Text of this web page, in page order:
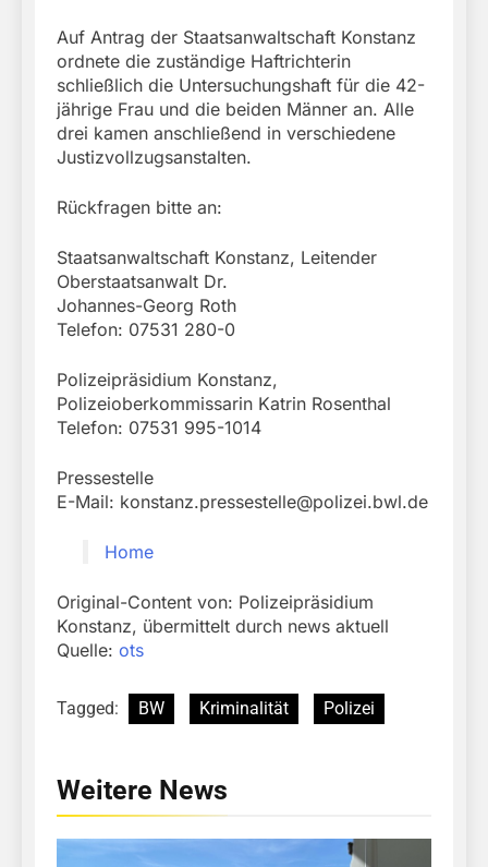
Auf Antrag der Staatsanwaltschaft Konstanz
ordnete die zuständige Haftrichterin
schließlich die Untersuchungshaft für die 42-
jährige Frau und die beiden Männer an. Alle
drei kamen anschließend in verschiedene
Justizvollzugsanstalten.
Rückfragen bitte an:
Staatsanwaltschaft Konstanz, Leitender
Oberstaatsanwalt Dr.
Johannes-Georg Roth
Telefon: 07531 280-0
Polizeipräsidium Konstanz,
Polizeioberkommissarin Katrin Rosenthal
Telefon: 07531 995-1014
Pressestelle
E-Mail: konstanz.pressestelle@polizei.bwl.de
Home
Original-Content von: Polizeipräsidium
Konstanz, übermittelt durch news aktuell
Quelle: ots
Tagged: BW Kriminalität Polizei
Weitere News